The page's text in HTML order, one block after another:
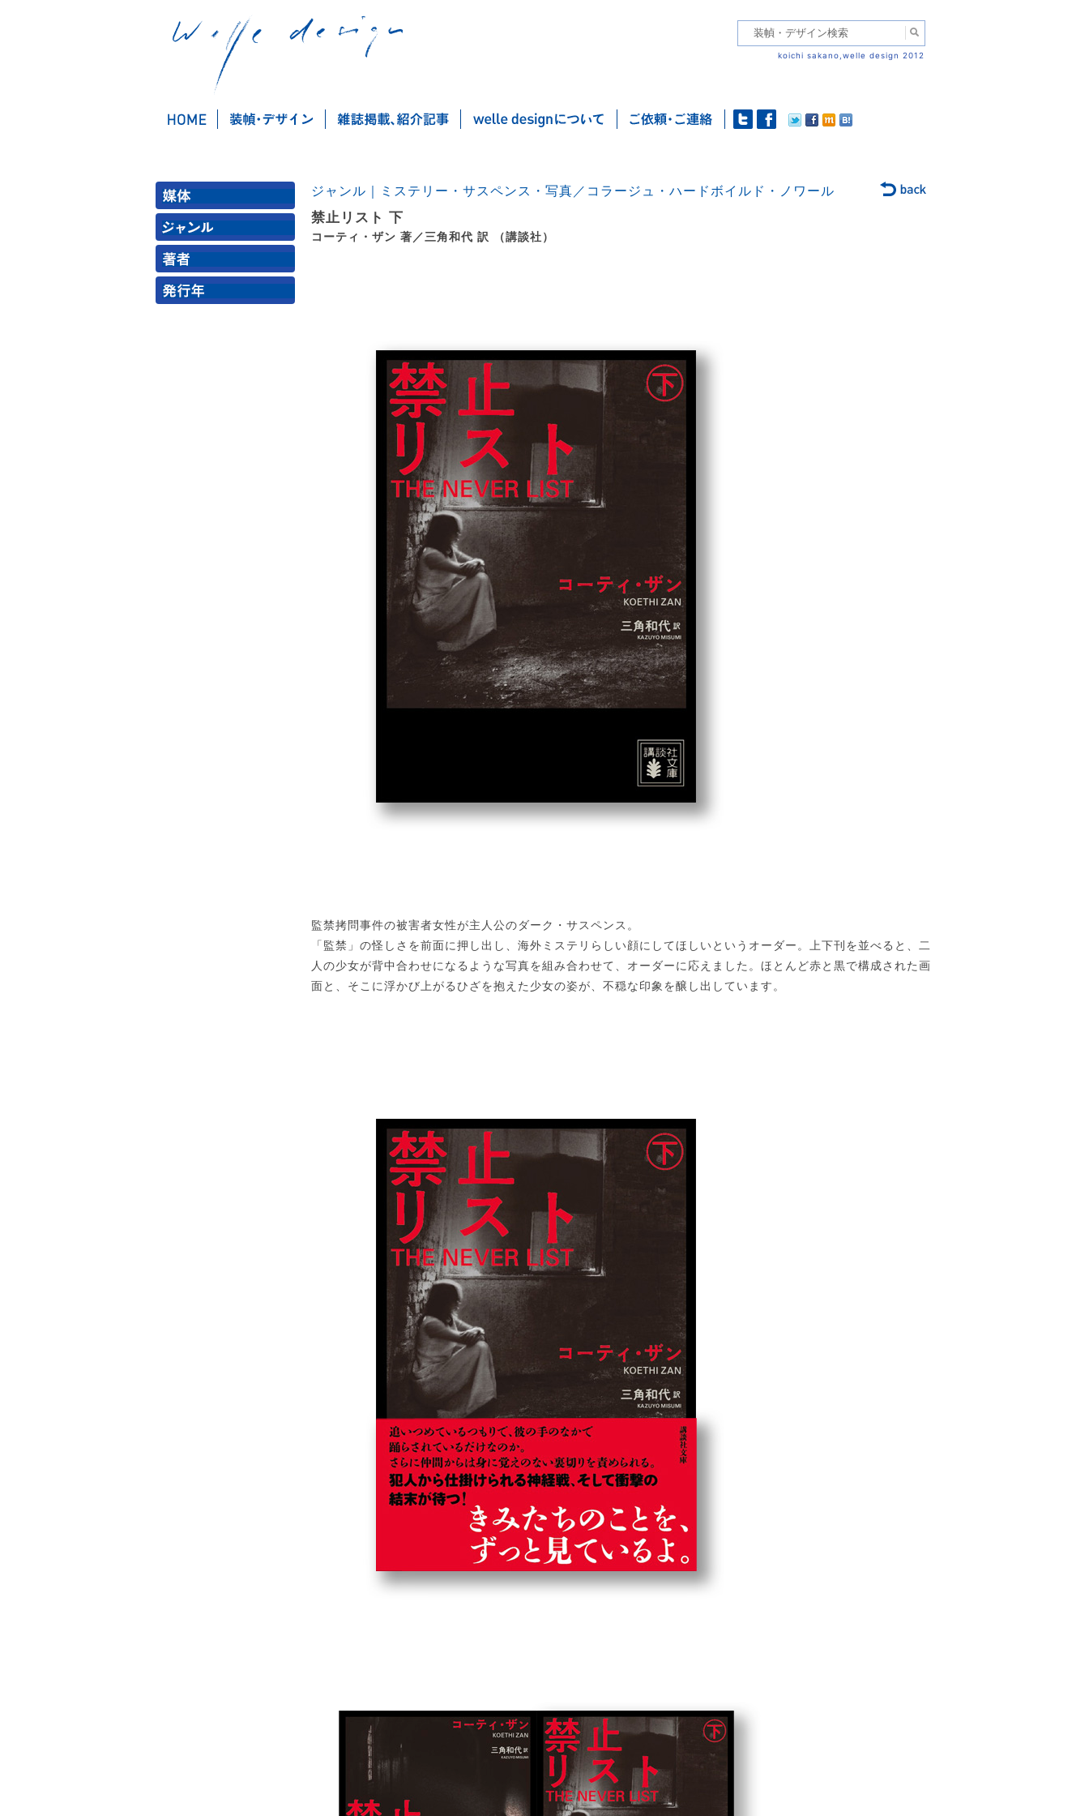
koichi sakano,welle design 2012
ジャンル｜ミステリー・サスペンス・写真／コラージュ・ハードボイルド・ノワール
禁止リスト 下
コーティ・ザン 著／三角和代 訳 （講談社）
監禁拷問事件の被害者女性が主人公のダーク・サスペンス。
「監禁」の怪しさを前面に押し出し、海外ミステリらしい顔にしてほしいというオーダー。上下刊を並べると、二
人の少女が背中合わせになるような写真を組み合わせて、オーダーに応えました。ほとんど赤と黒で構成された画
面と、そこに浮かび上がるひざを抱えた少女の姿が、不穏な印象を醸し出しています。